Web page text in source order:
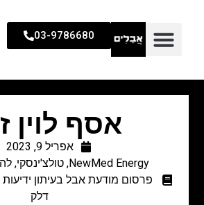
03-9786680
אסף לוין
אפריל 9, 2023
NewMed Energy
,טולצ'ינסקי,
פרסום מודעת אבל בעיתון
דלק